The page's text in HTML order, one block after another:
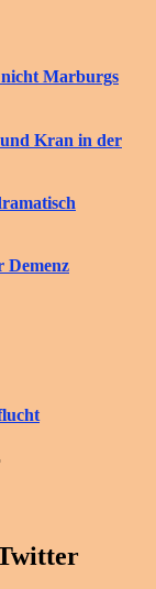
nicht Marburgs
Kran in der
Demenz